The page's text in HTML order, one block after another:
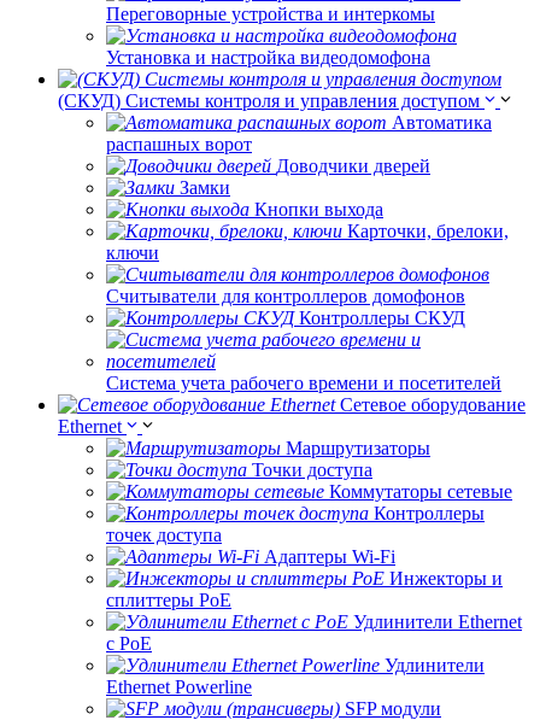
Переговорные устройства и интеркомы
Установка и настройка видеодомофона
(СКУД) Системы контроля и управления доступом
Автоматика
распашных ворот
Доводчики дверей
Замки
Кнопки выхода
Карточки, брелоки,
ключи
Считыватели для контроллеров домофонов
Контроллеры СКУД
Система учета рабочего времени и посетителей
Сетевое оборудование
Ethernet
Маршрутизаторы
Точки доступа
Коммутаторы сетевые
Контроллеры
точек доступа
Адаптеры Wi-Fi
Инжекторы и
сплиттеры РоЕ
Удлинители Ethernet
с PoE
Удлинители
Ethernet Powerline
SFP модули